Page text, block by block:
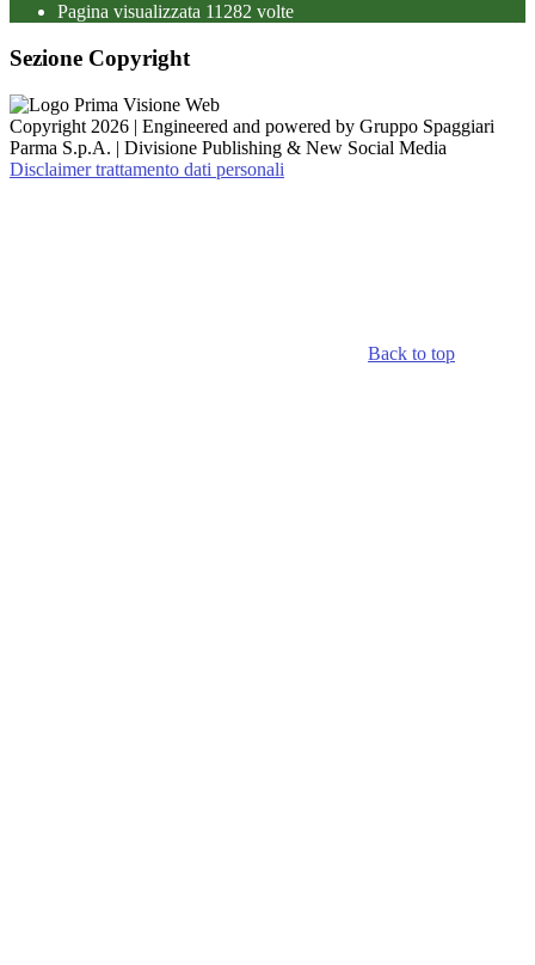
Pagina visualizzata 11282 volte
Sezione Copyright
Copyright 2026 | Engineered and powered by Gruppo Spaggiari
Parma S.p.A. | Divisione Publishing & New Social Media
Disclaimer trattamento dati personali
Back to top